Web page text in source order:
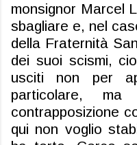
monsignor Marcel
sbagliare e, nel
della Fraternità
dei suoi scismi,
usciti non per
particolare,
contrapposizione
qui non voglio